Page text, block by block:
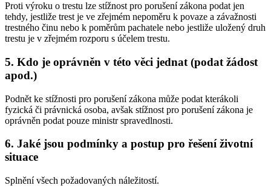
Proti výroku o trestu lze stížnost pro porušení zákona podat jen
tehdy, jestliže trest je ve zřejmém nepoměru k povaze a závažnosti
trestného činu nebo k poměrům pachatele nebo jestliže uložený druh
trestu je v zřejmém rozporu s účelem trestu.
5. Kdo je oprávněn v této věci jednat (podat žádost
apod.)
Podnět ke stížnosti pro porušení zákona může podat kterákoli
fyzická či právnická osoba, avšak stížnost pro porušení zákona je
oprávněn podat pouze ministr spravedlnosti.
6. Jaké jsou podmínky a postup pro řešení životní
situace
Splnění všech požadovaných náležitostí.